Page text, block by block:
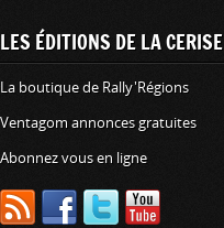
LES ÉDITIONS DE LA CERISE
La boutique de Rally'Régions
Ventagom annonces gratuites
Abonnez vous en ligne